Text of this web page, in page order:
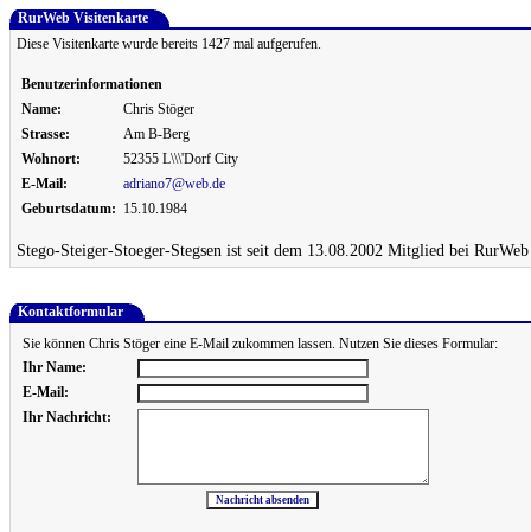
RurWeb Visitenkarte
Diese Visitenkarte wurde bereits 1427 mal aufgerufen.
Benutzerinformationen
Name:
Chris Stöger
Strasse:
Am B-Berg
Wohnort:
52355 L\\\'Dorf City
E-Mail:
adriano7@web.de
Geburtsdatum: 15.10.1984
Stego-Steiger-Stoeger-Stegsen ist seit dem 13.08.2002 Mitglied bei
Kontaktformular
Sie können Chris Stöger eine E-Mail zukommen lassen. Nutzen Sie dieses Formular:
Ihr Name:
E-Mail:
Ihr Nachricht: